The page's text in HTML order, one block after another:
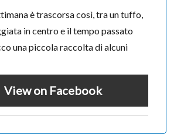
è trascorsa così, tra un tuffo,
in centro e il tempo passato
una piccola raccolta di alcuni
View on Facebook